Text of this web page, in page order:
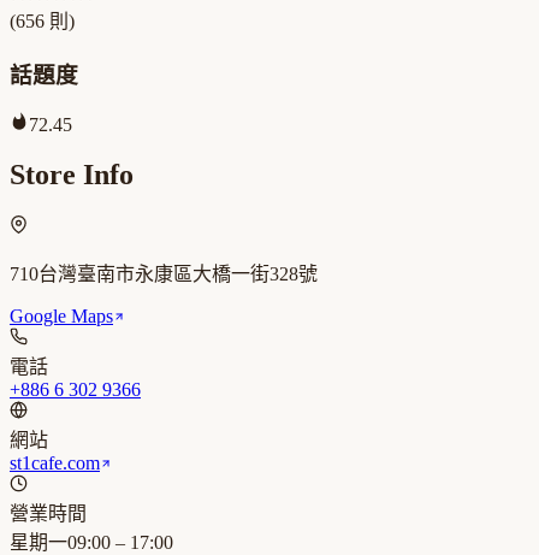
(656 則)
話題度
72.45
Store Info
710台灣臺南市永康區大橋一街328號
Google Maps
電話
+886 6 302 9366
網站
st1cafe.com
營業時間
星期一09:00 – 17:00